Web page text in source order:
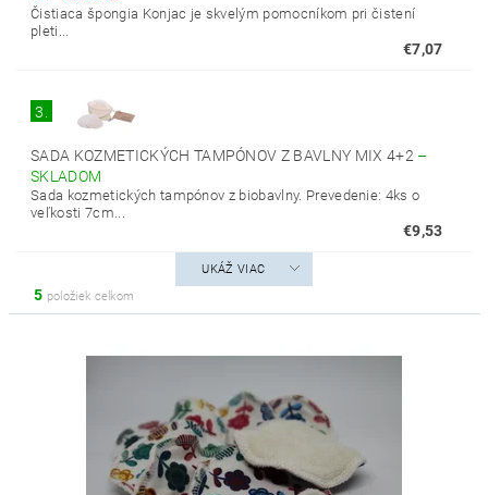
Čistiaca špongia Konjac je skvelým pomocníkom pri čistení
pleti...
€7,07
3.
SADA KOZMETICKÝCH TAMPÓNOV Z BAVLNY MIX 4+2 –
SKLADOM
Sada kozmetických tampónov z biobavlny. Prevedenie: 4ks o
veľkosti 7cm...
€9,53
UKÁŽ VIAC
5 položiek celkom